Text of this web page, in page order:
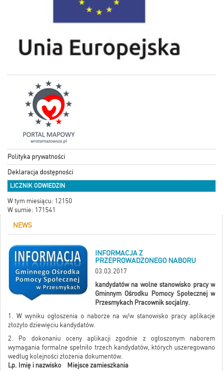
Polityka prywatności
Deklaracja dostępności
LICZNIK ODWIEDZIN
W tym miesiącu: 12150
W sumie: 171541
NEWS
INFORMACJA Z
PRZEPROWADZONEGO NABORU
03.03.2017
kandydatów na wolne stanowisko pracy w
Gminnym Ośrodku Pomocy Społecznej w
Przesmykach Pracownik socjalny.
1. W wyniku ogłoszenia o naborze na w/w stanowisko pracy aplikacje
złożyło dziewięciu kandydatów.
2. Po dokonaniu oceny aplikacji zgodnie z ogłoszonym naborem
wymagania formalne spełniło trzech kandydatów, których uszeregowano
według kolejności złożenia dokumentów.
Lp. Imię i nazwisko Miejsce zamieszkania